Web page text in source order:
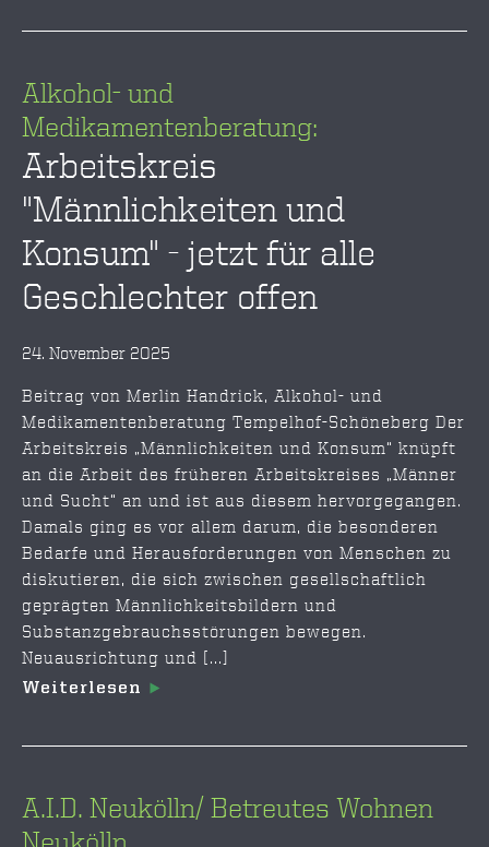
Alkohol- und
Medikamentenberatung:
Arbeitskreis
"Männlichkeiten und
Konsum" - jetzt für alle
Geschlechter offen
24. November 2025
Beitrag von Merlin Handrick, Alkohol- und
Medikamentenberatung Tempelhof-Schöneberg Der
Arbeitskreis „Männlichkeiten und Konsum“ knüpft
an die Arbeit des früheren Arbeitskreises „Männer
und Sucht“ an und ist aus diesem hervorgegangen.
Damals ging es vor allem darum, die besonderen
Bedarfe und Herausforderungen von Menschen zu
diskutieren, die sich zwischen gesellschaftlich
geprägten Männlichkeitsbildern und
Substanzgebrauchsstörungen bewegen.
Neuausrichtung und [...]
Weiterlesen
A.I.D. Neukölln/ Betreutes Wohnen
Neukölln